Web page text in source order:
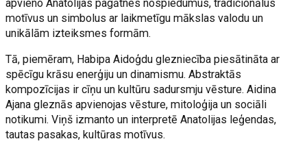
apvieno Anatolijas pagātnes nospiedumus, tradicionālus
motīvus un simbolus ar laikmetīgu mākslas valodu un
unikālām izteiksmes formām.
Tā, piemēram, Habipa Aidoģdu glezniecība piesātināta ar
spēcīgu krāsu enerģiju un dinamismu. Abstraktās
kompozīcijas ir cīņu un kultūru sadursmju vēsture. Aidina
Ajana gleznās apvienojas vēsture, mitoloģija un sociāli
notikumi. Viņš izmanto un interpretē Anatolijas leģendas,
tautas pasakas, kultūras motīvus.